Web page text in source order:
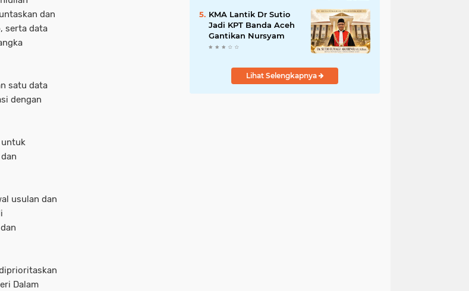
dan
serta data
satu data
dengan
untuk
usulan dan
Dalam
Bireuen
KMA Lantik Dr Sutio
Jadi KPT Banda Aceh
Gantikan Nursyam
Lihat Selengkapnya